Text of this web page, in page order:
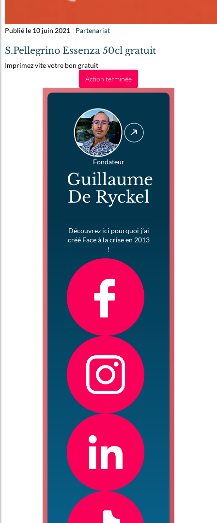
Publié le 10 juin 2021 Partenariat
S.Pellegrino Essenza 50cl gratuit
Imprimez vite votre bon gratuit
Action terminée
Fondateur
Guillaume
De Ryckel
Découvrez ici pourquoi j’ai
créé Face à la crise en 2013
!